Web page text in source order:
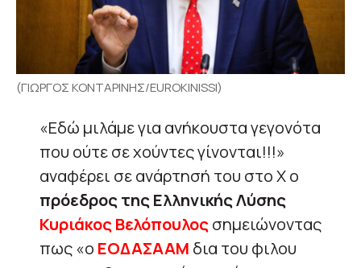
(ΓΙΩΡΓΟΣ ΚΟΝΤΑΡΙΝΗΣ/EUROKINISSI)
«Εδώ μιλάμε για ανήκουστα γεγονότα
που ούτε σε χούντες γίνονται!!!»
αναφέρει σε ανάρτησή του στο X ο
πρόεδρος της Ελληνικής Λύσης
Κυριάκος Βελόπουλοςσημειώνοντας
πως «ο ΕΟΔΑΣΑΑΜ δια του φιλου